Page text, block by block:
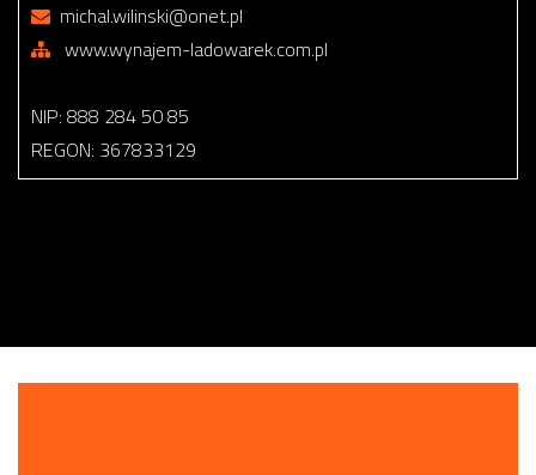
michal.wilinski@onet.pl
www.wynajem-ladowarek.com.pl
NIP: 888 284 50 85
REGON: 367833129